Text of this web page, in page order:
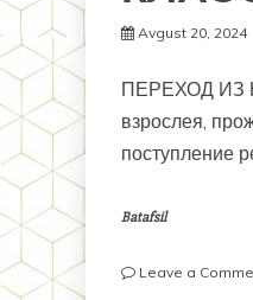
Avgust 20, 2024
ПЕРЕХОД ИЗ
взрослея,
поступление
Batafsil
Leave a